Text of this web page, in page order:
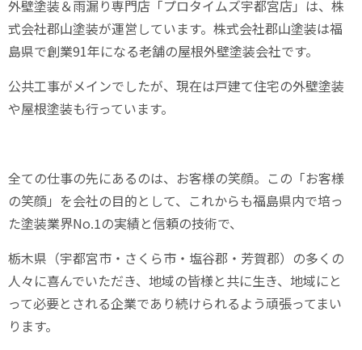
外壁塗装＆雨漏り専門店「プロタイムズ宇都宮店」は、株
式会社郡山塗装が運営しています。株式会社郡山塗装は福
島県で創業91年になる老舗の屋根外壁塗装会社です。
公共工事がメインでしたが、現在は戸建て住宅の外壁塗装
や屋根塗装も行っています。
全ての仕事の先にあるのは、お客様の笑顔。この「お客様
の笑顔」を会社の目的として、これからも福島県内で培っ
た塗装業界No.1の実績と信頼の技術で、
栃木県（宇都宮市・さくら市・塩谷郡・芳賀郡）の多くの
人々に喜んでいただき、地域の皆様と共に生き、地域にと
って必要とされる企業であり続けられるよう頑張ってまい
ります。